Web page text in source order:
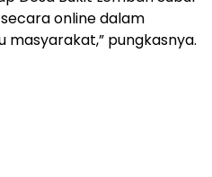
online dalam
pungkasnya.